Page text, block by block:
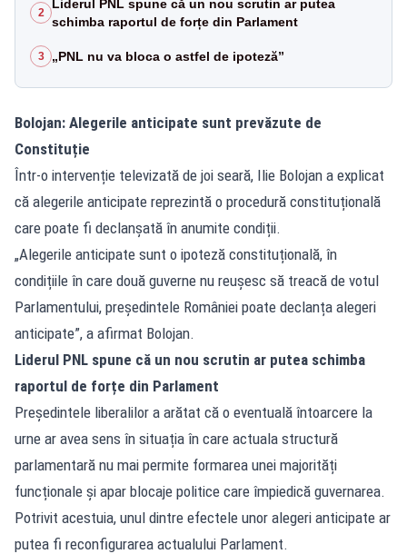
2
Liderul PNL spune că un nou scrutin ar putea
schimba raportul de forțe din Parlament
3 „PNL nu va bloca o astfel de ipoteză”
Bolojan: Alegerile anticipate sunt prevăzute de
Constituție
Într-o intervenție televizată de joi seară, Ilie Bolojan a explicat
că alegerile anticipate reprezintă o procedură constituțională
care poate fi declanșată în anumite condiții.
„Alegerile anticipate sunt o ipoteză constituțională, în
condițiile în care două guverne nu reușesc să treacă de votul
Parlamentului, președintele României poate declanța alegeri
anticipate”, a afirmat Bolojan.
Liderul PNL spune că un nou scrutin ar putea schimba
raportul de forțe din Parlament
Președintele liberalilor a arătat că o eventuală întoarcere la
urne ar avea sens în situația în care actuala structură
parlamentară nu mai permite formarea unei majorități
funcționale și apar blocaje politice care împiedică guvernarea.
Potrivit acestuia, unul dintre efectele unor alegeri anticipate ar
putea fi reconfigurarea actualului Parlament.